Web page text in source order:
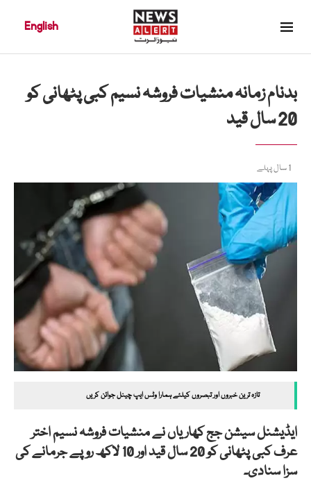
English
بدنام زمانہ منشیات فروشہ نسیم کبی پٹھانی کو
20 سال قید
1 سال پہلے
تازہ ترین خبروں اور تبصروں کیلئے ہمارا وٹس ایپ چینل جوائن کریں
ایڈیشنل سیشن جج کھاریاں نے منشیات فروشہ نسیم اختر
عرف کبی پٹھانی کو 20 سال قید اور 10 لاکھ روپے جرمانے کی
سزا سنادی۔